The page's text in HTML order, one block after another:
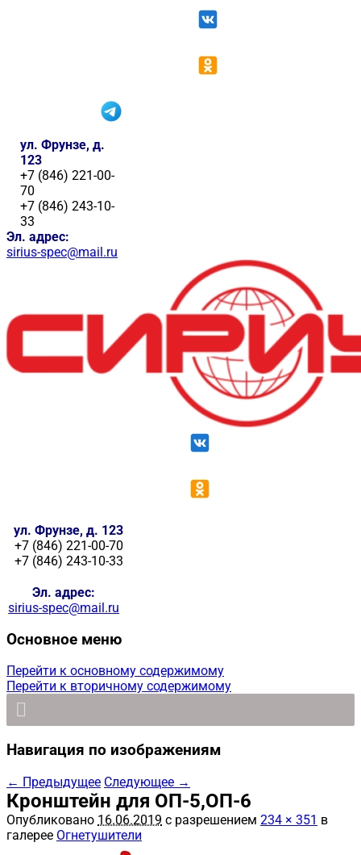
ул. Фрунзе, д.
123
+7 (846) 221-00-
70
+7 (846) 243-10-
33
Эл. адрес:
sirius-spec@mail.ru
ул. Фрунзе, д. 123
+7 (846) 221-00-70
+7 (846) 243-10-33
Эл. адрес:
sirius-spec@mail.ru
Основное меню
Перейти к основному содержимому
Перейти к вторичному содержимому
Навигация по изображениям
← Предыдущее Следующее →
Кронштейн для ОП-5,ОП-6
Опубликовано 16.06.2019 с разрешением 234 × 351 в
галерее Огнетушители